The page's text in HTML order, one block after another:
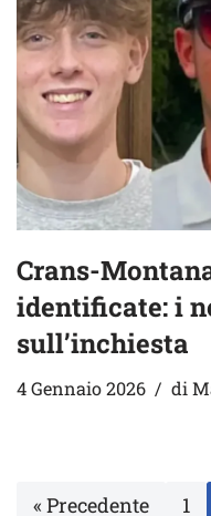
Crans-
identificate: i
sull’inchiesta
4 Gennaio 2026 di
« Precedente 1